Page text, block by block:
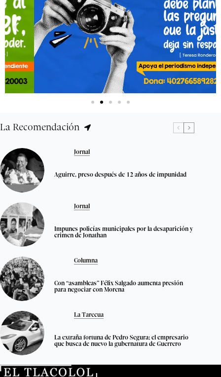
La Recomendación
Jornal
Aguirre, preso después de 12 años de impunidad
Jornal
Impunes policías municipales por la desaparición y
crimen de Jonathan
Columna
Con “asambleas” Félix Salgado aumenta presión
para negociar con Morena
La Tarecua
La extraña fortuna de Pedro Segura; el empresario
que busca de nuevo la gubernatura de Guerrero